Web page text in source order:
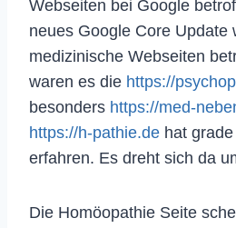
Webseiten bei Google
neues Google Core Update
medizinische Webseiten
waren es die https://
besonders https://med-
https://h-pathie.de hat
erfahren. Es dreht sich da
Die Homöopathie Seite